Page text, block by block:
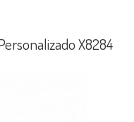
X8284